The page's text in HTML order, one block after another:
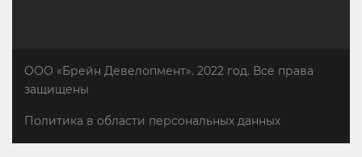
ООО «Брейн Девелопмент». 2022 год. Все права
защищены
Политика в области персональных данных